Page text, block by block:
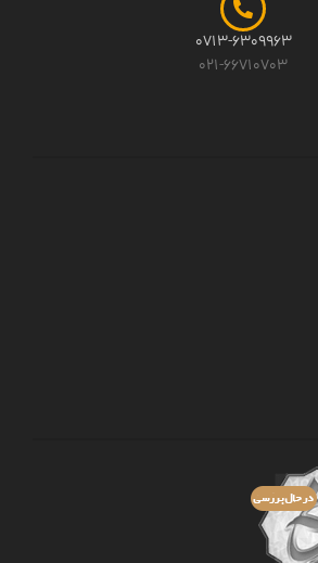
0713-6309963
021-66710703